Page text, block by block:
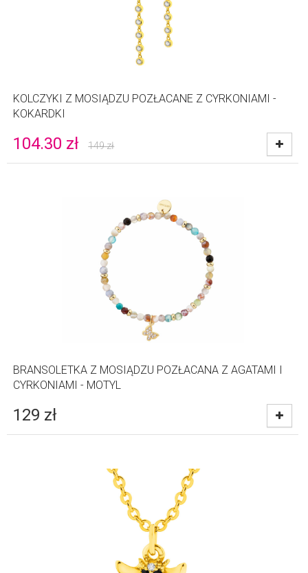
KOLCZYKI Z MOSIĄDZU POZŁACANE Z CYRKONIAMI -
KOKARDKI
104.30 zł 149zł
BRANSOLETKA Z MOSIĄDZU POZŁACANA Z AGATAMI I
CYRKONIAMI - MOTYL
129 zł